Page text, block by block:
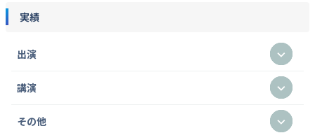
実績
出演
講演
その他